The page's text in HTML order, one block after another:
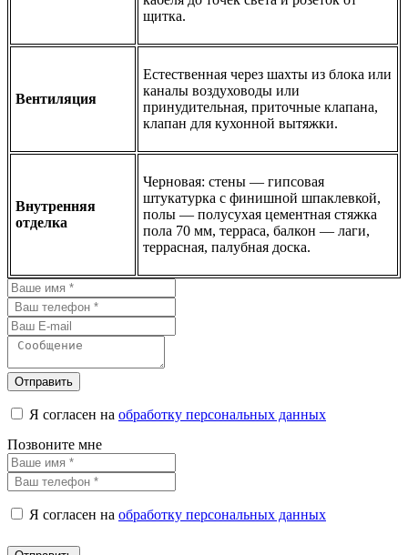
щитка.
Вентиляция
Естественная через шахты из блока или
каналы воздуховоды или
принудительная, приточные клапана,
клапан для кухонной вытяжки.
Внутренняя
отделка
Черновая: стены — гипсовая
штукатурка с финишной шпаклевкой,
полы — полусухая цементная стяжка
пола 70 мм, терраса, балкон — лаги,
террасная, палубная доска.
Отправить
Я согласен на обработку персональных данных
Позвоните мне
Я согласен на обработку персональных данных